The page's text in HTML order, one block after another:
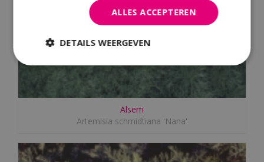
Alsem
Artemisia schmidtiana 'Nana'
ALLES ACCEPTEREN
DETAILS WEERGEVEN